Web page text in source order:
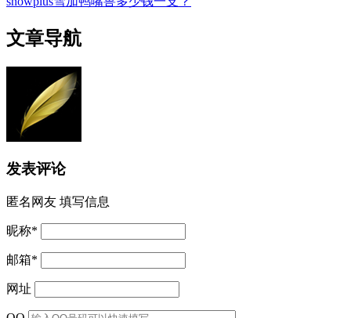
文章导航
发表评论
匿名网友 填写信息
昵称*
邮箱*
网址